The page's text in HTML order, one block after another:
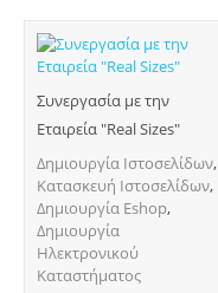
Συνεργασία με την
Εταιρεία "Real Sizes"
Δημιουργία Ιστοσελίδων,
Κατασκευή Ιστοσελίδων,
Δημιουργία Eshop,
Δημιουργία
Ηλεκτρονικού
Καταστήματος